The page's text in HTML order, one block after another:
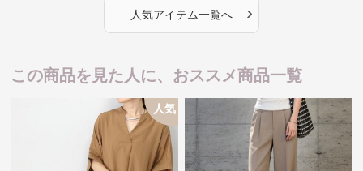
人気アイテム一覧へ ›
この商品を見た人に、おススメ商品一覧
人気